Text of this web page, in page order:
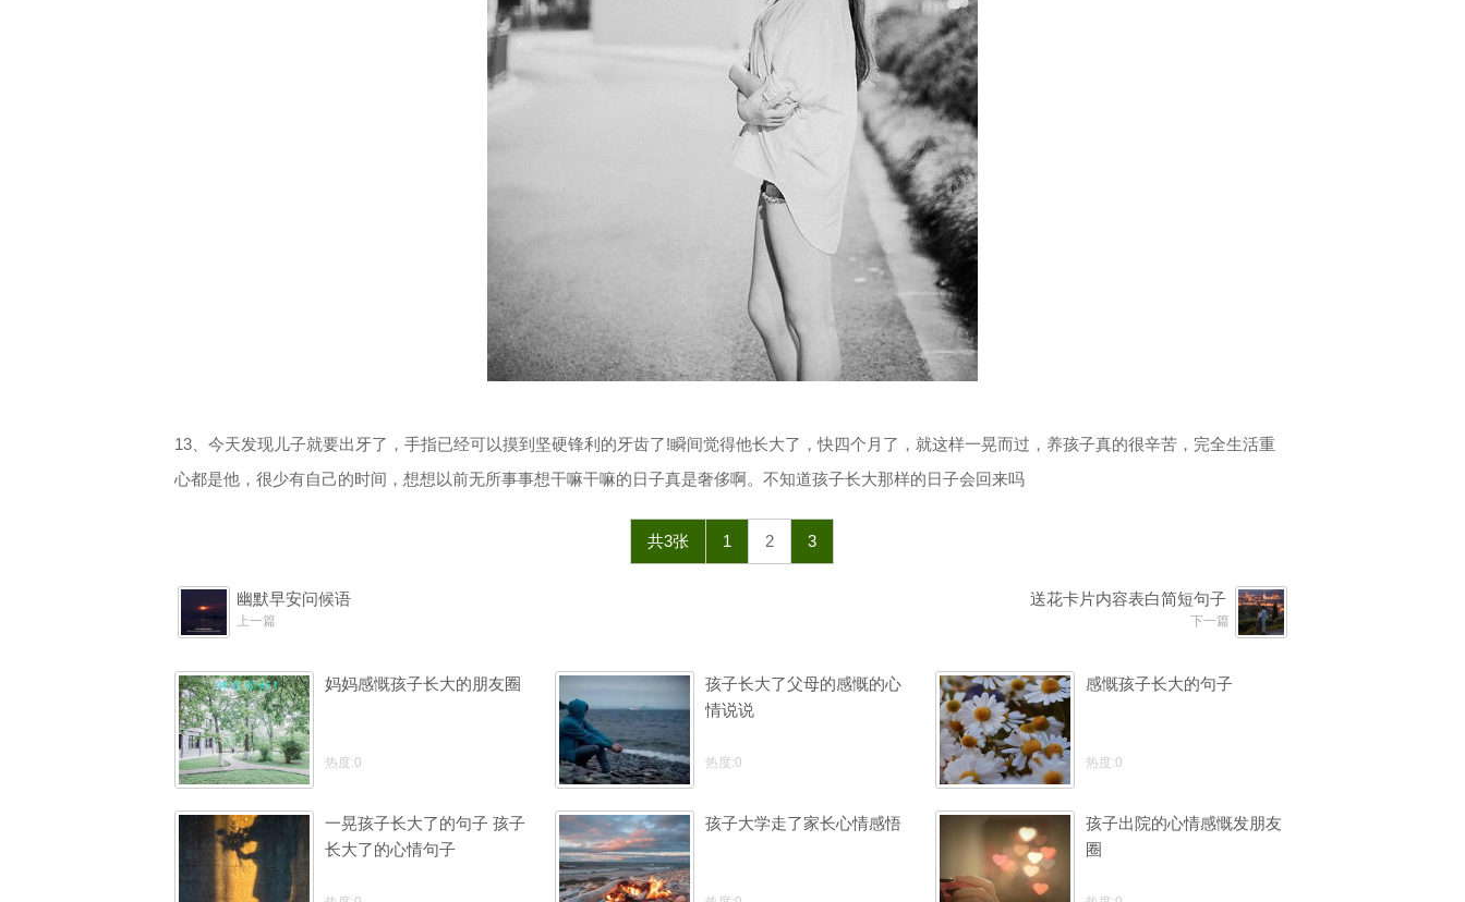
13、今天发现儿子就要出牙了，手指已经可以摸到坚硬锋利的牙齿了!瞬间觉得他长大了，快四个月了，就这样一晃而过，养孩子真的很辛苦，完全生活重
心都是他，很少有自己的时间，想想以前无所事事想干嘛干嘛的日子真是奢侈啊。不知道孩子长大那样的日子会回来吗
共3张 1 2 3
幽默早安问候语
上一篇
送花卡片内容表白简短句子
下一篇
妈妈感慨孩子长大的朋友圈
热度:0
孩子长大了父母的感慨的心
情说说
热度:0
感慨孩子长大的句子
热度:0
一晃孩子长大了的句子 孩子
长大了的心情句子
孩子大学走了家长心情感悟
孩子出院的心情感慨发朋友
圈